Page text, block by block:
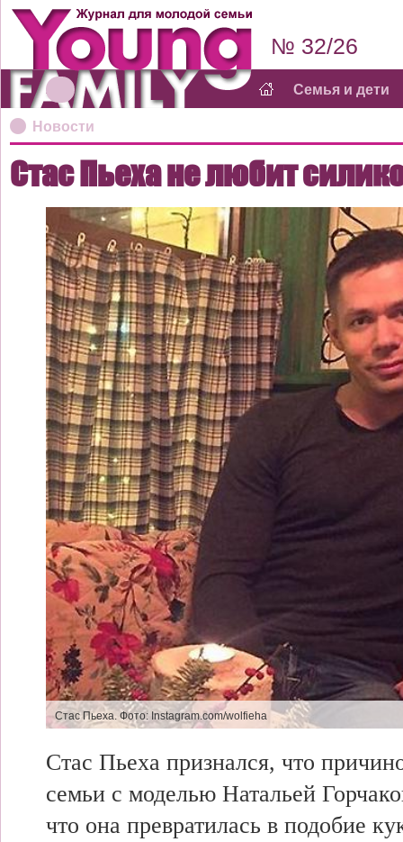
Новости
Стас Пьеха не любит
Стас Пьеха. Фото: Instagram.com/wolfieha
Стас Пьеха признался, что
семьи с моделью Натальей
что она превратилась в подобие
№ 32/26
Семья и дети